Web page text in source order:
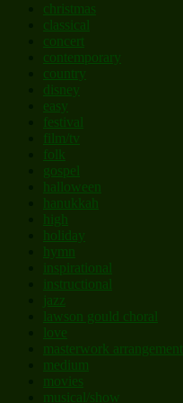
christmas
classical
concert
contemporary
country
disney
easy
festival
film/tv
folk
gospel
halloween
hanukkah
high
holiday
hymn
inspirational
instructional
jazz
lawson gould choral
love
masterwork arrangement
medium
movies
musical/show